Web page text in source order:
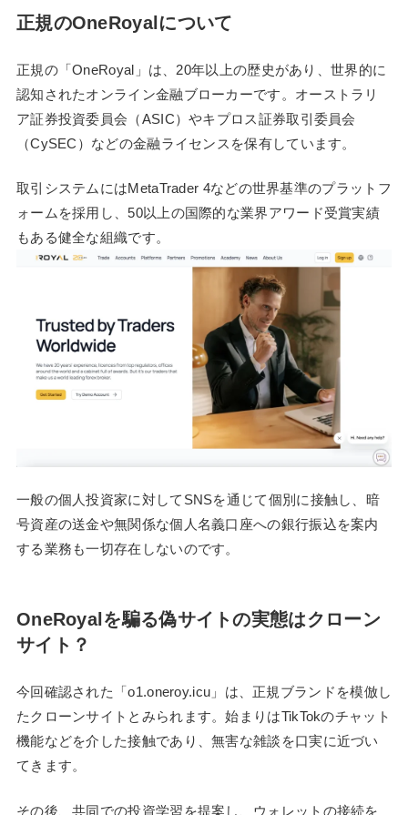
正規のOneRoyalについて
正規の「OneRoyal」は、20年以上の歴史があり、世界的に
認知されたオンライン金融ブローカーです。オーストラリ
ア証券投資委員会（ASIC）やキプロス証券取引委員会
（CySEC）などの金融ライセンスを保有しています。
取引システムにはMetaTrader 4などの世界基準のプラットフ
ォームを採用し、50以上の国際的な業界アワード受賞実績
もある健全な組織です。
一般の個人投資家に対してSNSを通じて個別に接触し、暗
号資産の送金や無関係な個人名義口座への銀行振込を案内
する業務も一切存在しないのです。
OneRoyalを騙る偽サイトの実態はクローン
サイト？
今回確認された「o1.oneroy.icu」は、正規ブランドを模倣し
たクローンサイトとみられます。始まりはTikTokのチャット
機能などを介した接触であり、無害な雑談を口実に近づい
てきます。
その後、共同での投資学習を提案し、ウォレットの接続を